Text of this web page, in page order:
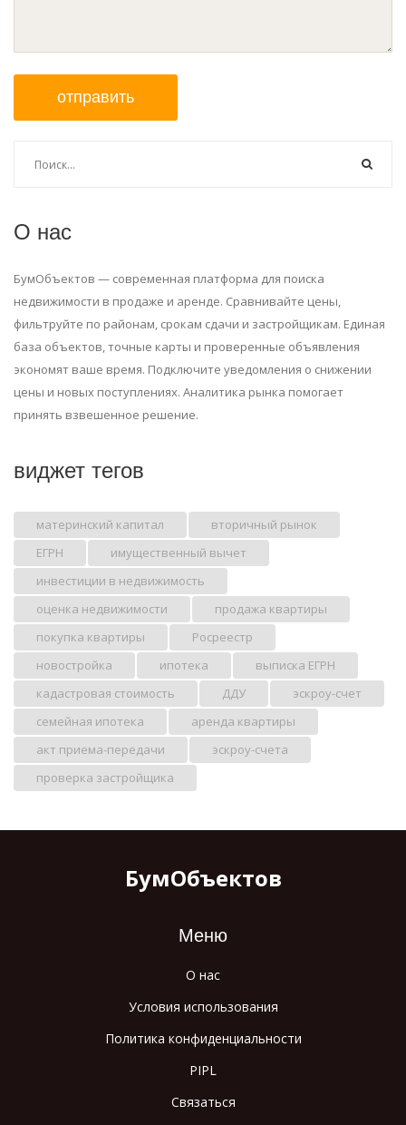
отправить
О нас
БумОбъектов — современная платформа для поиска
недвижимости в продаже и аренде. Сравнивайте цены,
фильтруйте по районам, срокам сдачи и застройщикам. Единая
база объектов, точные карты и проверенные объявления
экономят ваше время. Подключите уведомления о снижении
цены и новых поступлениях. Аналитика рынка помогает
принять взвешенное решение.
виджет тегов
материнский капитал
вторичный рынок
ЕГРН
имущественный вычет
инвестиции в недвижимость
оценка недвижимости
продажа квартиры
покупка квартиры
Росреестр
новостройка
ипотека
выписка ЕГРН
кадастровая стоимость
ДДУ
эскроу-счет
семейная ипотека
аренда квартиры
акт приема-передачи
эскроу-счета
проверка застройщика
БумОбъектов
Меню
О нас
Условия использования
Политика конфиденциальности
PIPL
Связаться